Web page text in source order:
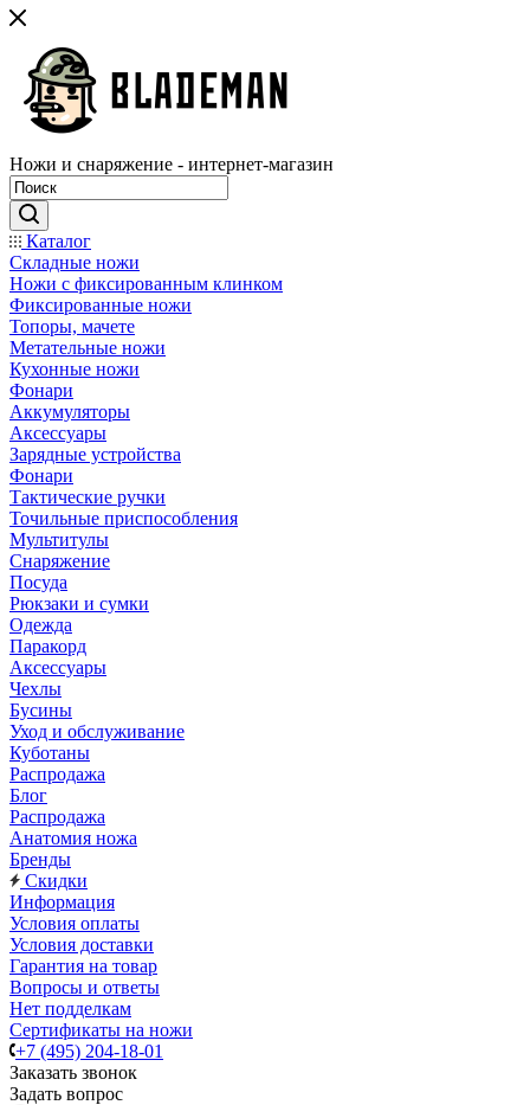
Ножи и снаряжение - интернет-магазин
Каталог
Складные ножи
Ножи с фиксированным клинком
Фиксированные ножи
Топоры, мачете
Метательные ножи
Кухонные ножи
Фонари
Аккумуляторы
Аксессуары
Зарядные устройства
Фонари
Тактические ручки
Точильные приспособления
Мультитулы
Снаряжение
Посуда
Рюкзаки и сумки
Одежда
Паракорд
Аксессуары
Чехлы
Бусины
Уход и обслуживание
Куботаны
Распродажа
Блог
Распродажа
Анатомия ножа
Бренды
Скидки
Информация
Условия оплаты
Условия доставки
Гарантия на товар
Вопросы и ответы
Нет подделкам
Сертификаты на ножи
+7 (495) 204-18-01
Заказать звонок
Задать вопрос